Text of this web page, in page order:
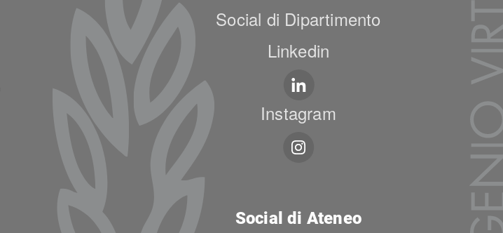
Social di Dipartimento
Linkedin
Instagram
Social di Ateneo